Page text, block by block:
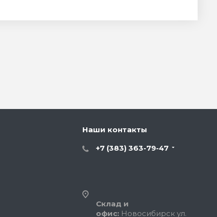
Наши контакты
+7 (383) 363-79-47
Склад и
офис: Новосибирск ул.